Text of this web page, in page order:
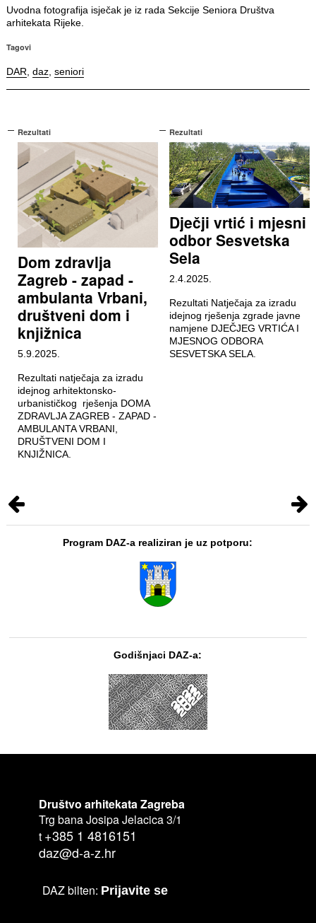
Uvodna fotografija isječak je iz rada Sekcije Seniora Društva
arhitekata Rijeke.
Tagovi
DAR daz, seniori
Rezultati
Dom zdravlja
Zagreb - zapad -
ambulanta Vrbani,
društveni dom i
knjižnica
5.9.2025.
Rezultati natječaja za izradu
idejnog arhitektonsko-
urbanističkog rješenja DOMA
ZDRAVLJA ZAGREB - ZAPAD -
AMBULANTA VRBANI,
DRUŠTVENI DOM I
KNJIŽNICA.
Rezultati
Dječji vrtić i mjesni
odbor Sesvetska
Sela
2.4.2025.
Rezultati Natječaja za izradu
idejnog rješenja zgrade javne
namjene DJEČJEG VRTIĆA I
MJESNOG ODBORA
SESVETSKA SELA.
Program DAZ-a realiziran je uz potporu:
Godišnjaci DAZ-a:
Društvo arhitekata Zagreba
Trg bana Josipa Jelacica 3/1
t +385 1 4816151
daz@d-a-z.hr
DAZ bilten: Prijavite se